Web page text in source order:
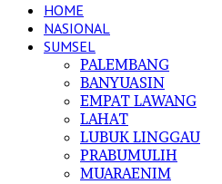
HOME
NASIONAL
SUMSEL
PALEMBANG
BANYUASIN
EMPAT LAWANG
LAHAT
LUBUK LINGGAU
PRABUMULIH
MUARAENIM